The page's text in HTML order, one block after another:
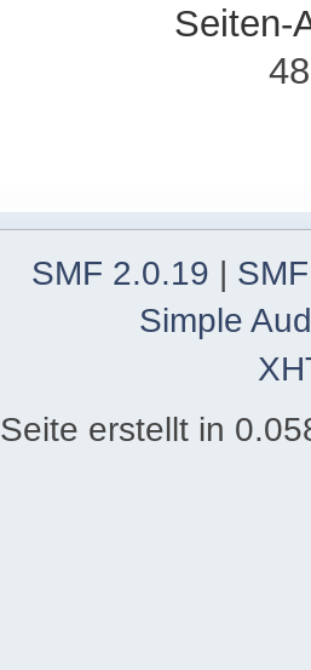
Seiten-
SMF 2.0.19 |
Simple
Seite erstellt in